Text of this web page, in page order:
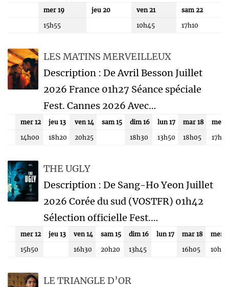
mer 19 jeu 20 ven 21
sam 22
15h55
10h45 17h10
LES MATINS MERVEILLEUX
Description : De Avril Besson Juillet
2026 France 01h27 Séance spéciale
Fest. Cannes 2026 Avec…
mer 12 jeu 13 ven 14 sam 15 dim 16 lun 17 mar 18
mer
14h00
18h20 20h25 18h30 13h50 18h05
THE UGLY
Description : De Sang-Ho Yeon Juillet
2026 Corée du sud (VOSTFR) 01h42
Sélection officielle Fest.…
mer 12 jeu 13 ven 14 sam 15 dim 16 lun 17 mar 18
mer
15h50
16h30 20h20 13h45 16h05 10h45
LE TRIANGLE D’OR